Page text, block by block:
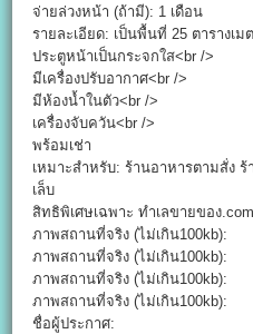
จ่ายล่วงหน้า (ถ้ามี): 1 เดือน
รายละเอียด: เป็นพื้นที่ 25 ตารางเม
ประตูหน้าเป็นกระจกใส<br />
มีเครื่องปรับอากาศ<br />
มีห้องน้ำในตัว<br />
เครื่องจับควัน<br />
พร้อมเช่า
เหมาะสำหรับ: ร้านอาหารตามสั่ง
เล็บ
สิทธิพิเศษเฉพาะ ทำเลขายของ
ภาพสถานที่จริง (ไม่เกิน100kb):
ภาพสถานที่จริง (ไม่เกิน100kb):
ภาพสถานที่จริง (ไม่เกิน100kb):
ภาพสถานที่จริง (ไม่เกิน100kb):
ชื่อผู้ประกาศ: